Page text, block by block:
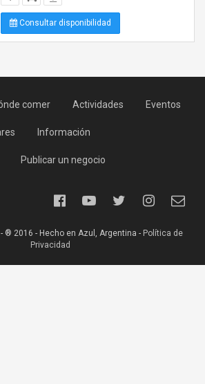
Consultar disponibilidad
comer Actividades Eventos
Información
Publicar un negocio
® 2016 - Hecho en Azul, Argentina - Política de
Privacidad